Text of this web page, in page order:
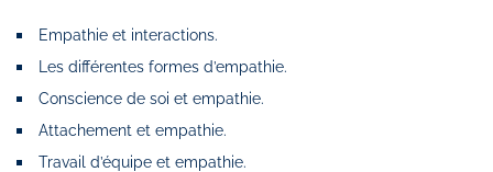
Empathie et interactions.
Les différentes formes d’empathie.
Conscience de soi et empathie.
Attachement et empathie.
Travail d’équipe et empathie.